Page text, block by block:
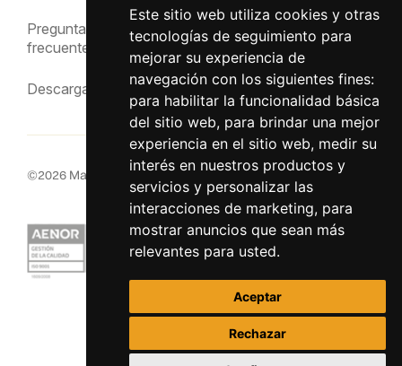
Este sitio web utiliza cookies y otras
tecnologías de seguimiento para
mejorar su experiencia de
navegación con los siguientes fines:
para habilitar la funcionalidad básica
del sitio web, para brindar una mejor
experiencia en el sitio web, medir su
interés en nuestros productos y
servicios y personalizar las
interacciones de marketing, para
mostrar anuncios que sean más
relevantes para usted.
Aceptar
Rechazar
Preguntas
frecuentes
Descargas
Aviso Legal
©2026 MacInsular.Derechos reservados.